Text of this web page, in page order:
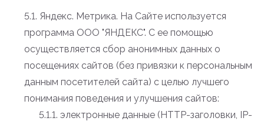
5.1. Яндекс. Метрика. На Сайте используется
программа ООО "ЯНДЕКС". С ее помощью
осуществляется сбор анонимных данных о
посещениях сайтов (без привязки к персональным
данным посетителей сайта) с целью лучшего
понимания поведения и улучшения сайтов:
5.1.1. электронные данные (HTTP-заголовки, IP-